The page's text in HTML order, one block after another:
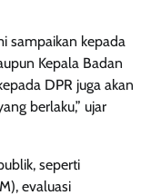
sampaikan kepada
Kepala Badan
DPR juga akan
berlaku,” ujar
seperti
evaluasi